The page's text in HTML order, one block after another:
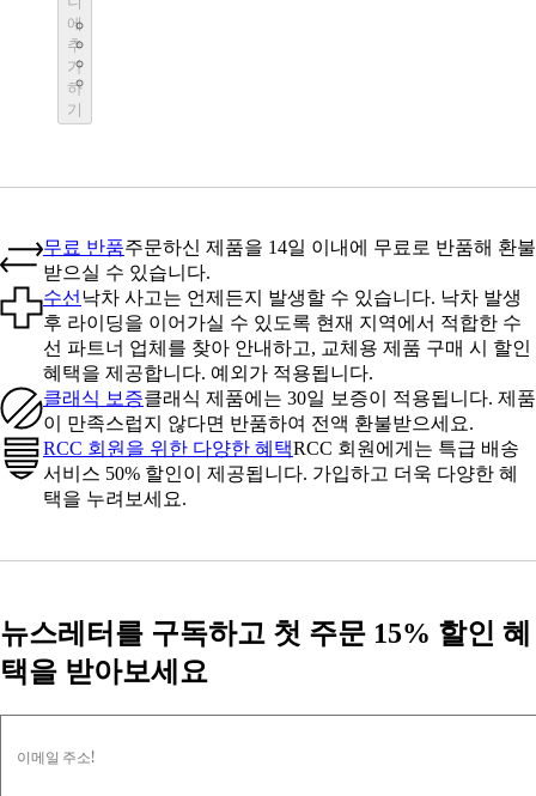
에
추
가
하
기
무료 반품주문하신 제품을 14일 이내에 무료로 반품해 환불
받으실 수 있습니다.
수선 낙차 사고는 언제든지 발생할 수 있습니다. 낙차 발생
후 라이딩을 이어가실 수 있도록 현재 지역에서 적합한 수
선 파트너 업체를 찾아 안내하고, 교체용 제품 구매 시 할인
혜택을 제공합니다. 예외가 적용됩니다.
클래식 보증클래식 제품에는 30일 보증이 적용됩니다. 제품
이 만족스럽지 않다면 반품하여 전액 환불받으세요.
RCC 회원을 위한 다양한 혜택RCC 회원에게는 특급 배송
서비스 50% 할인이 제공됩니다. 가입하고 더욱 다양한 혜
택을 누려보세요.
뉴스레터를 구독하고 첫 주문 15% 할인 혜
택을 받아보세요
이메일 주소!